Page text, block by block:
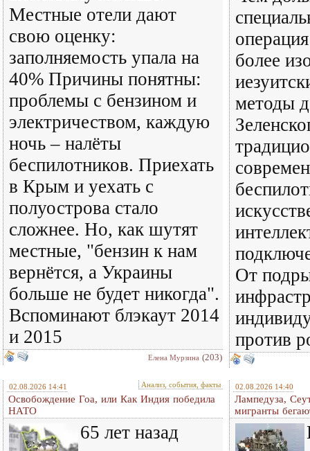
Местные отели дают
свою оценку:
заполняемость упала на
40% Причины понятны:
проблемы с бензином и
электричеством, каждую
ночь – налёты
беспилотников. Приехать
в Крым и уехать с
полуострова стало
сложнее. Но, как шутят
местные, "бензин к нам
вернётся, а Украины
больше не будет никогда".
Вспоминают блэкаут 2014
и 2015
Елена Мурзина (203)
более
методы
От
против
02.08.2026 14:41 Анализ, события, факты
Освобождение Гоа, или Как Индия победила
НАТО
65 лет назад
02.08.2026 14:40
Лампедуза,
мигранты